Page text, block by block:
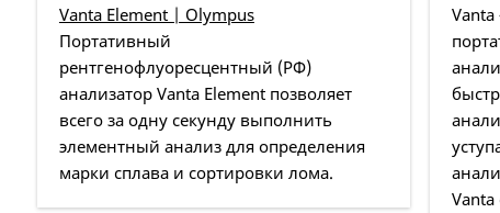
Vanta Element | Olympus
Портативный
рентгенофлуоресцентный (РФ)
анализатор Vanta Element позволяет
всего за одну секунду выполнить
элементный анализ для определения
марки сплава и сортировки лома.